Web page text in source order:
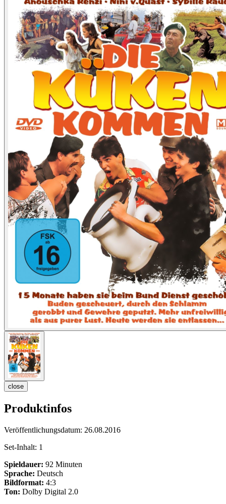
close
Produktinfos
Veröffentlichungsdatum: 26.08.2016
Set-Inhalt: 1
Spieldauer: 92 Minuten
Sprache: Deutsch
Bildformat: 4:3
Ton: Dolby Digital 2.0